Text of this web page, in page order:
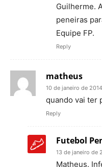
Guilherme.
peneiras
Equipe FP.
Reply
matheus
10 de janeiro de
quando vai ter
Reply
Futebol
13 de janeiro de
Matheus.